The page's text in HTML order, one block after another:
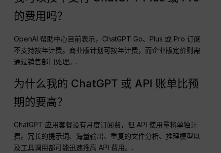
的费用吗？
OpenAI 帮助中心目前表示，ChatGPT Go、Plus 或 Pro 订阅
不支持按年计费。商业版计划可按年计费，而企业版定价则需
通过销售部门处理。.
为什么我的 ChatGPT 或 API 账单比预
期的要高？
ChatGPT 应用套餐设有月度订阅费，但 API 使用量将单独计
费。冗长的提示词、海量输出、重复的文件分析、推理模型以
及工具调用都可能迅速推高 API 费用。.